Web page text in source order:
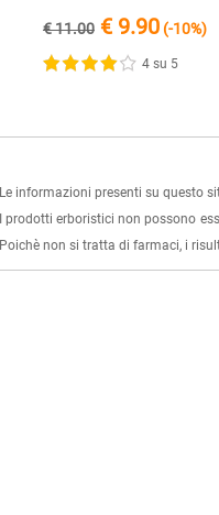
€ 11.00 € 9.90(-10%)
4 su 5
Le informazioni presenti su questo
I prodotti erboristici non possono
Poichè non si tratta di farmaci, i